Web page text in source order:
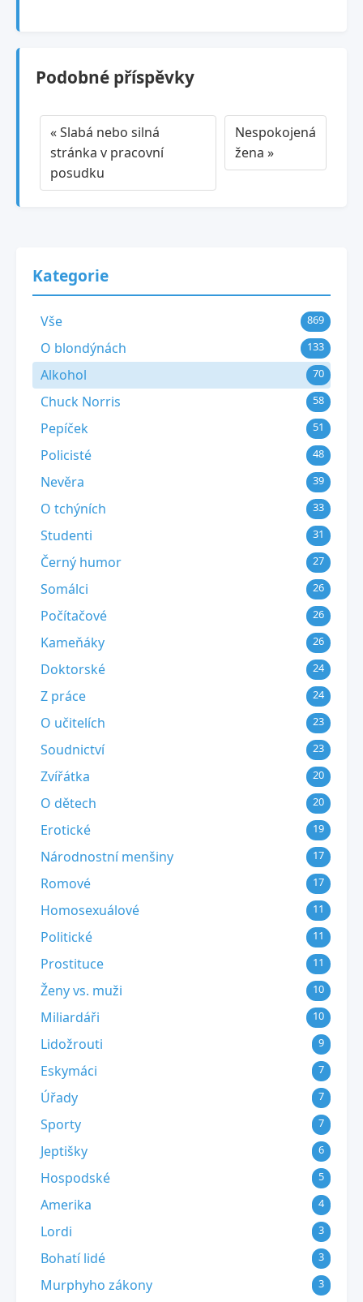
Podobné příspěvky
« Slabá nebo silná
stránka v pracovní
posudku
Nespokojená
žena »
Kategorie
Vše 869
O blondýnách 133
Alkohol 70
Chuck Norris 58
Pepíček 51
Policisté 48
Nevěra 39
O tchýních 33
Studenti 31
Černý humor 27
Somálci 26
Počítačové 26
Kameňáky 26
Doktorské 24
Z práce 24
O učitelích 23
Soudnictví 23
Zvířátka 20
O dětech 20
Erotické 19
Národnostní menšiny 17
Romové 17
Homosexuálové 11
Politické 11
Prostituce 11
Ženy vs. muži 10
Miliardáři 10
Lidožrouti 9
Eskymáci 7
Úřady 7
Sporty 7
Jeptišky 6
Hospodské 5
Amerika 4
Lordi 3
Bohatí lidé 3
Murphyho zákony 3